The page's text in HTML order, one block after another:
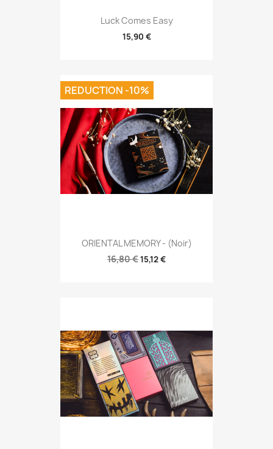
Luck Comes Easy
15,90 €
ORIENTAL MEMORY - (Noir)
16,80 €15,12 €
REDUCTION -10%